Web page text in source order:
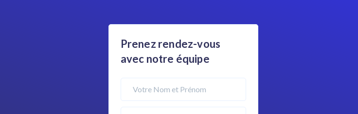
Prenez rendez-vous
avec notre équipe